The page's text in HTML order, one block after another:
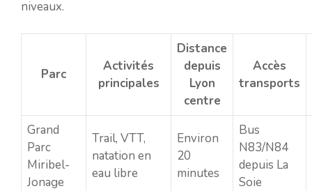
niveaux.
Parc
Activités
principales
Distance
depuis
Lyon
centre
Accès
transports
Grand
Parc
Miribel-
Jonage
Trail, VTT,
natation en
eau libre
Environ
20
minutes
Bus
N83/N84
depuis La
Soie